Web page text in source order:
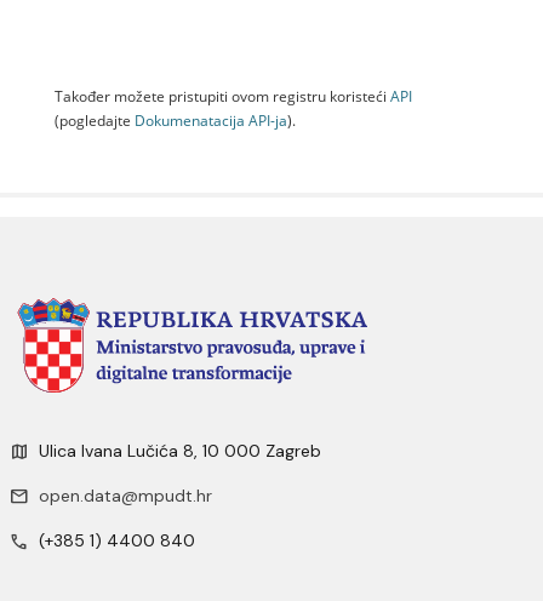
Također možete pristupiti ovom registru koristeći API
(pogledajte Dokumenаtаcijа API-jа).